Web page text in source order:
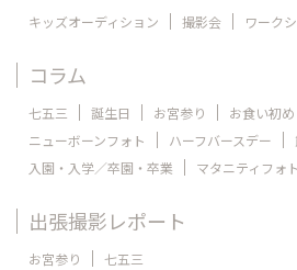
キッズオーディション 撮影会 ワーク
コラム
七五三 誕生日 お宮参り
お食い初
ニューボーンフォト
ハーフバースデー
入園・入学／卒園・卒業
マタニティフォト
出張撮影レポート
お宮参り 七五三